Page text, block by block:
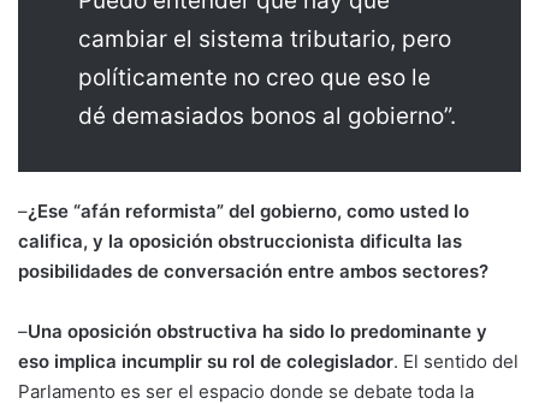
cambiar el sistema tributario, pero
políticamente no creo que eso le
dé demasiados bonos al gobierno”.
–¿Ese “afán reformista” del gobierno, como usted lo
califica, y la oposición obstruccionista dificulta las
posibilidades de conversación entre ambos sectores?
–Una oposición obstructiva ha sido lo predominante y
eso implica incumplir su rol de colegislador. El sentido del
Parlamento es ser el espacio donde se debate toda la